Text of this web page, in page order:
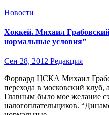
Новости
Хоккей. Михаил
нормальные условия”
Сен 28, 2012 Редакция
Форвард ЦСКА Михаил
перехода в московский
Главным было мое желание
налогоплательщиков.